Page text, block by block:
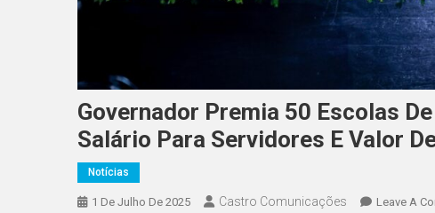
Governador Premia 50 Escolas
Salário Para Servidores E Valor
Notícias
1 De Julho De 2025 Castro Comunicações Leave A